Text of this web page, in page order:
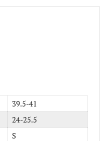
39.5-41
24-25.5
S